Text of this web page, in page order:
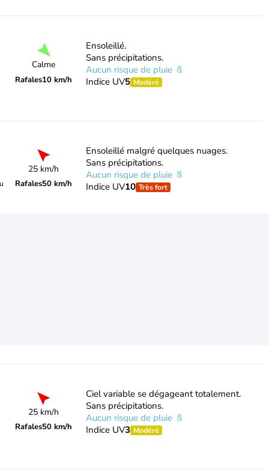
Calme
Rafales10 km/h
Ensoleillé.
Sans précipitations.
Aucun risque de pluie
Indice UV5 Modéré
25 km/h
Rafales50 km/h
Ensoleillé malgré quelques nuages.
Sans précipitations.
Aucun risque de pluie
Indice UV10 Très fort
25 km/h
Rafales50 km/h
Ciel variable se dégageant totalement.
Sans précipitations.
Aucun risque de pluie
Indice UV3 Modéré